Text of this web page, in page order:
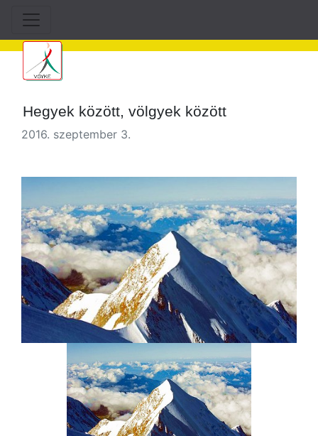
Hegyek között, völgyek között
2016. szeptember 3.